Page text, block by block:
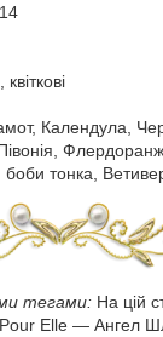
Календула,
боби тонка,
тегами: На цій
Pour Elle ― Ангел